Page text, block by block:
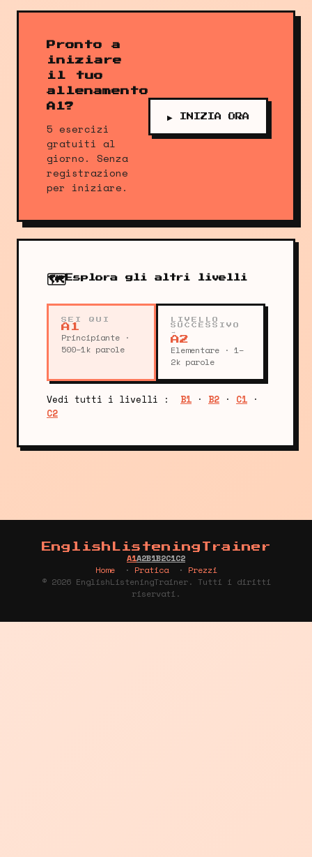
Pronto a
iniziare
il tuo
allenamento
A1?
5 esercizi
gratuiti al
giorno. Senza
registrazione
per iniziare.
▶ INIZIA ORA
🗺️ Esplora gli altri livelli
SEI QUI
A1
Principiante ·
500–1k parole
LIVELLO
SUCCESSIVO
→
A2
Elementare · 1–
2k parole
Vedi tutti i livelli : B1 · B2 · C1 ·
C2
EnglishListeningTrainer
A1A2B1B2C1C2
Home· Pratica· Prezzi
© 2026 EnglishListeningTrainer. Tutti i diritti
riservati.